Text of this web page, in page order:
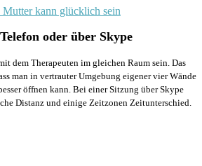
oder über Skype
dem Therapeuten im gleichen Raum sein. Das
man in vertrauter Umgebung eigener vier Wände
öffnen kann. Bei einer Sitzung über Skype
Distanz und einige Zeitzonen Zeitunterschied.